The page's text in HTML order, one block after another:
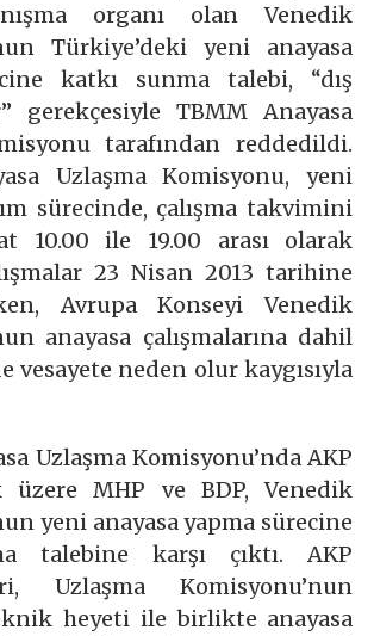
organı olan Venedik
Türkiye’deki yeni anayasa
katkı sunma talebi, “dış
gerekçesiyle TBMM Anayasa
tarafından reddedildi.
Uzlaşma Komisyonu, yeni
sürecinde, çalışma takvimini
10.00 ile 19.00 arası olarak
23 Nisan 2013 tarihine
Avrupa Konseyi Venedik
anayasa çalışmalarına dahil
vesayete neden olur kaygısıyla
Uzlaşma Komisyonu’nda AKP
üzere MHP ve BDP, Venedik
yeni anayasa yapma sürecine
talebine karşı çıktı. AKP
Uzlaşma Komisyonu’nun
heyeti ile birlikte anayasa